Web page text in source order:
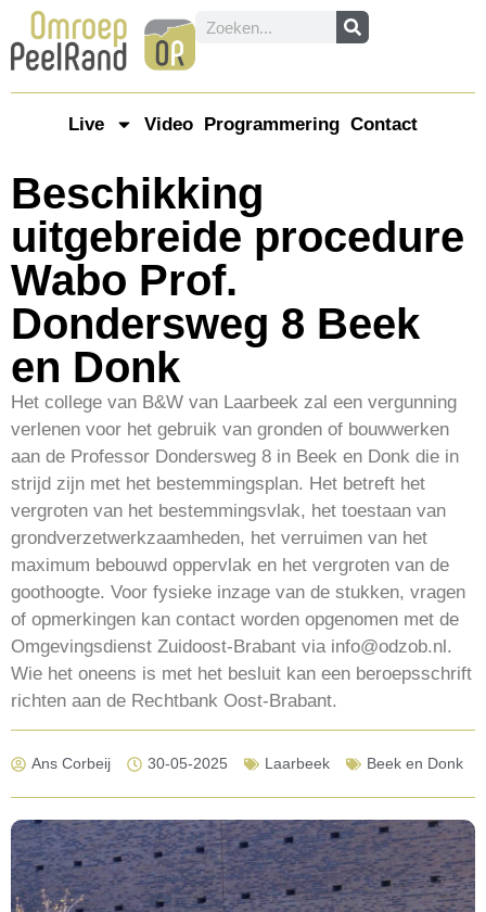
Live Video Programmering Contact
Beschikking
uitgebreide procedure
Wabo Prof.
Dondersweg 8 Beek
en Donk
Het college van B&W van Laarbeek zal een vergunning
verlenen voor het gebruik van gronden of bouwwerken
aan de Professor Dondersweg 8 in Beek en Donk die in
strijd zijn met het bestemmingsplan. Het betreft het
vergroten van het bestemmingsvlak, het toestaan van
grondverzetwerkzaamheden, het verruimen van het
maximum bebouwd oppervlak en het vergroten van de
goothoogte. Voor fysieke inzage van de stukken, vragen
of opmerkingen kan contact worden opgenomen met de
Omgevingsdienst Zuidoost-Brabant via info@odzob.nl.
Wie het oneens is met het besluit kan een beroepsschrift
richten aan de Rechtbank Oost-Brabant.
Ans Corbeij 30-05-2025 Laarbeek Beek en Donk